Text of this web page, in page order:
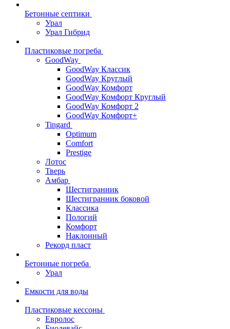
Бетонные септики
Урал
Урал Гибрид
Пластиковые погреба
GoodWay
GoodWay Классик
GoodWay Круглый
GoodWay Комфорт
GoodWay Комфорт Круглый
GoodWay Комфорт 2
GoodWay Комфорт+
Tingard
Optimum
Comfort
Prestige
Лотос
Тверь
Амбар
Шестигранник
Шестигранник боковой
Классика
Пологий
Комфорт
Наклонный
Рекорд пласт
Бетонные погреба
Урал
Емкости для воды
Пластиковые кессоны
Евролос